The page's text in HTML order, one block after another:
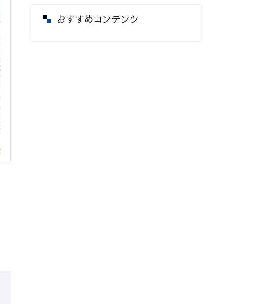
おすすめコンテンツ